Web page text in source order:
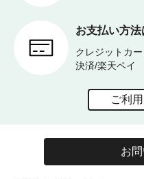
お支払い方
クレジットカ
決済/楽天ペイ
ご利
お